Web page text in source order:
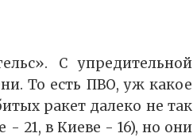
С упредительной
То есть ПВО, уж какое
ракет далеко не так
21, в Киеве - 16), но они